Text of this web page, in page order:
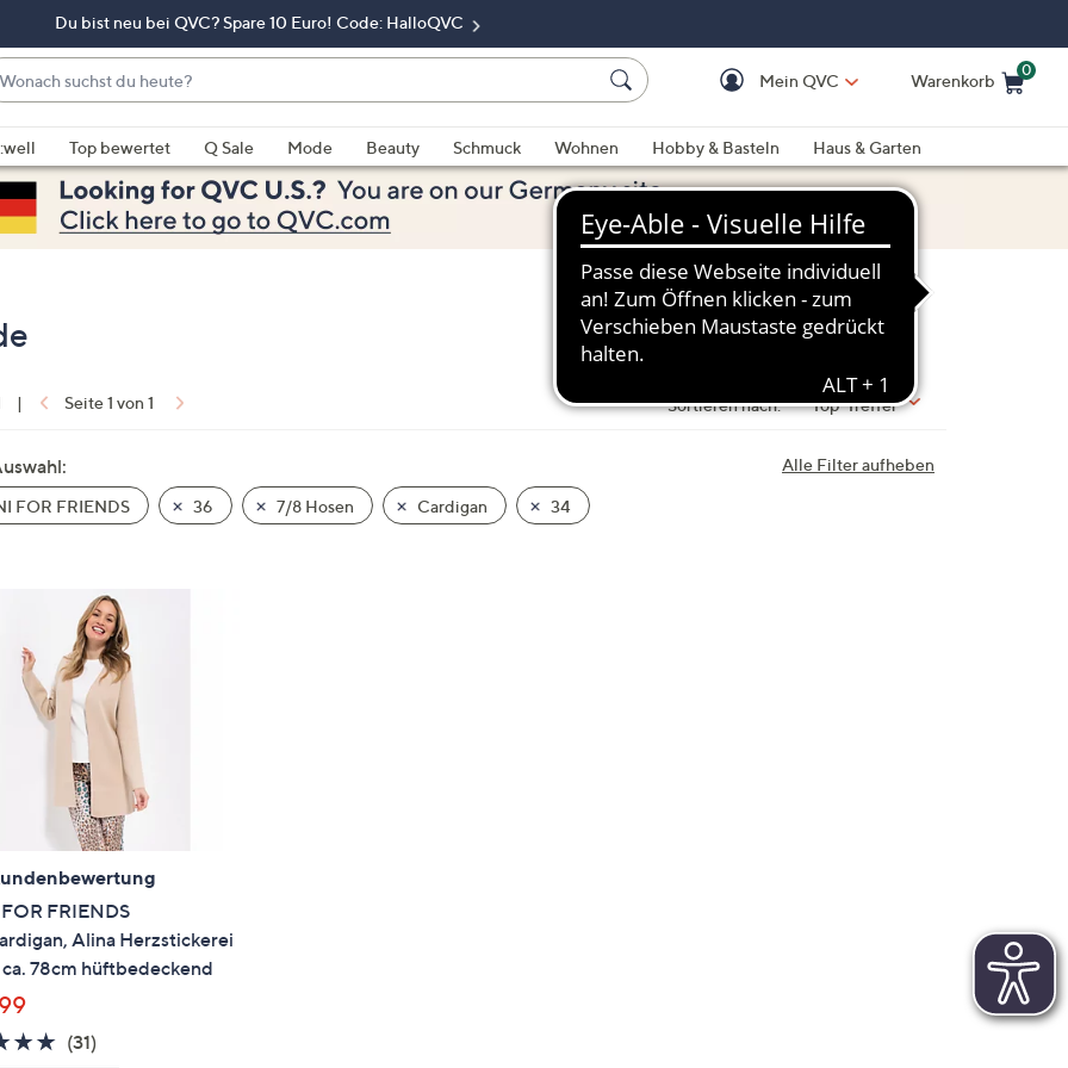
Du bist neu bei QVC? Spare 10 Euro! Code: HalloQVC
Mein QVC Warenkorb
0
Top bewertet Q Sale Mode Beauty Schmuck Wohnen Hobby & Basteln
Haus & Garten
| Seite 1 von 1 Sortieren nach: Top-Treffer
Alle Filter aufheben
FOR FRIENDS 36 7/8 Hosen Cardigan 34
FRIENDS
Alina Herzstickerei
ca. 78cm hüftbedeckend
4.7
(31)31